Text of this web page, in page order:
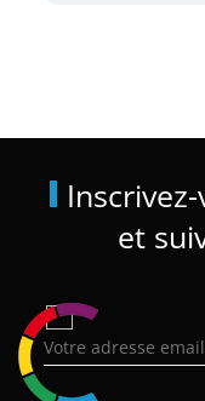
et